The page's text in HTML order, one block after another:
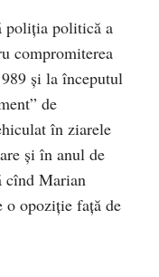
poliția politică a
compromiterea
și la începutul
de
în ziarele
și în anul de
cînd Marian
o opoziție față de